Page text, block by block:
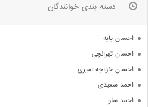
جدیدترین ها
دسته بندی خوانندگان
احسان پایه
احسان تهرانچی
احسان خواجه امیری
احمد سعیدی
احمد سلو